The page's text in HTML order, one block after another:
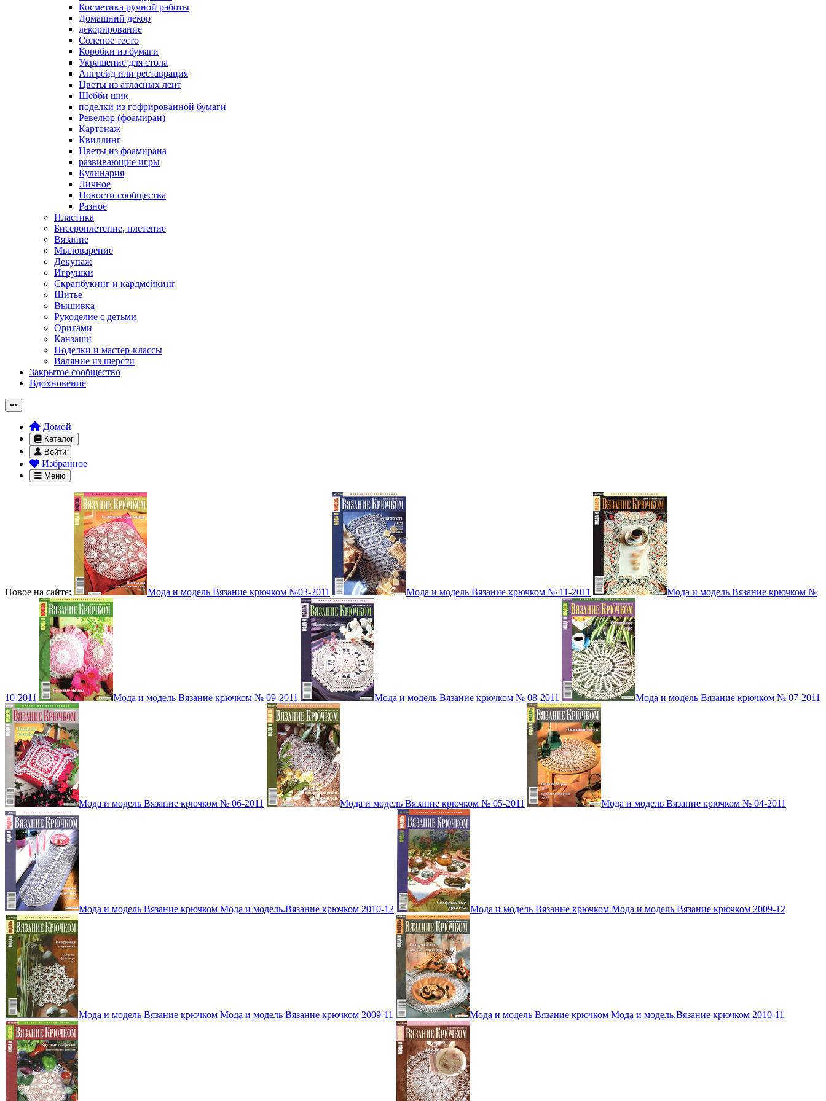
Косметика ручной работы
Домашний декор
декорирование
Соленое тесто
Коробки из бумаги
Украшение для стола
Апгрейд или реставрация
Цветы из атласных лент
Шебби шик
поделки из гофрированной бумаги
Ревелюр (фоамиран)
Картонаж
Квиллинг
Цветы из фоамирана
развивающие игры
Кулинария
Личное
Новости сообщества
Разное
Пластика
Бисероплетение, плетение
Вязание
Мыловарение
Декупаж
Игрушки
Скрапбукинг и кардмейкинг
Шитье
Вышивка
Рукоделие с детьми
Оригами
Канзаши
Поделки и мастер-классы
Валяние из шерсти
Закрытое сообщество
Вдохновение
Домой
Каталог
Войти
Избранное
Меню
Новое на сайте: Мода и модель Вязание крючком №03-2011 Мода и модель Вязание крючком № 11-2011 Мода и модель Вязание крючком №
10-2011 Мода и модель Вязание крючком № 09-2011 Мода и модель Вязание крючком № 08-2011 Мода и модель Вязание крючком № 07-2011
Мода и модель Вязание крючком № 06-2011 Мода и модель Вязание крючком № 05-2011 Мода и модель Вязание крючком № 04-2011
Мода и модель Вязание крючком Мода и модель.Вязание крючком 2010-12 Мода и модель Вязание крючком Мода и модель Вязание крючком 2009-12
Мода и модель Вязание крючком Мода и модель Вязание крючком 2009-11 Мода и модель Вязание крючком Мода и модель.Вязание крючком 2010-11